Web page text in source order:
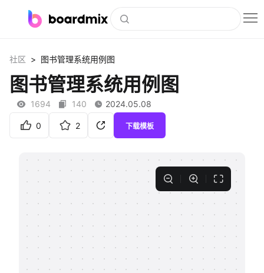
社区资源
下载
客户案例
支持
社区 > 图书管理系统用例图
图书管理系统用例图
1694 140 2024.05.08
0 2 下载模板